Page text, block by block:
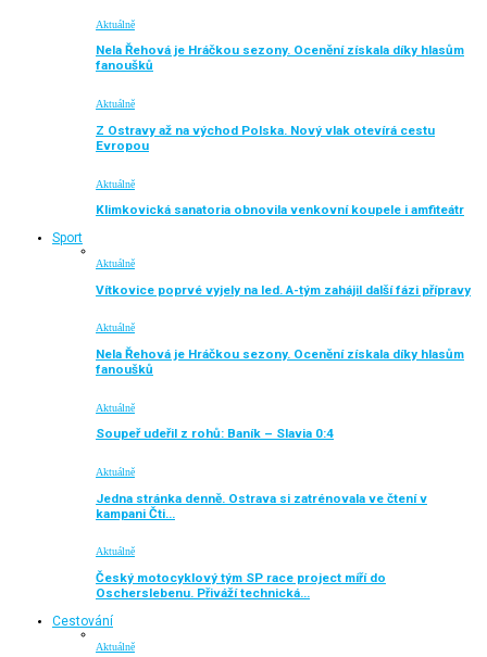
Aktuálně
Nela Řehová je Hráčkou sezony. Ocenění získala díky hlasům
fanoušků
Aktuálně
Z Ostravy až na východ Polska. Nový vlak otevírá cestu
Evropou
Aktuálně
Klimkovická sanatoria obnovila venkovní koupele i amfiteátr
Sport
Aktuálně
Vítkovice poprvé vyjely na led. A-tým zahájil další fázi přípravy
Aktuálně
Nela Řehová je Hráčkou sezony. Ocenění získala díky hlasům
fanoušků
Aktuálně
Soupeř udeřil z rohů: Baník – Slavia 0:4
Aktuálně
Jedna stránka denně. Ostrava si zatrénovala ve čtení v
kampani Čti…
Aktuálně
Český motocyklový tým SP race project míří do
Oscherslebenu. Přiváží technická…
Cestování
Aktuálně